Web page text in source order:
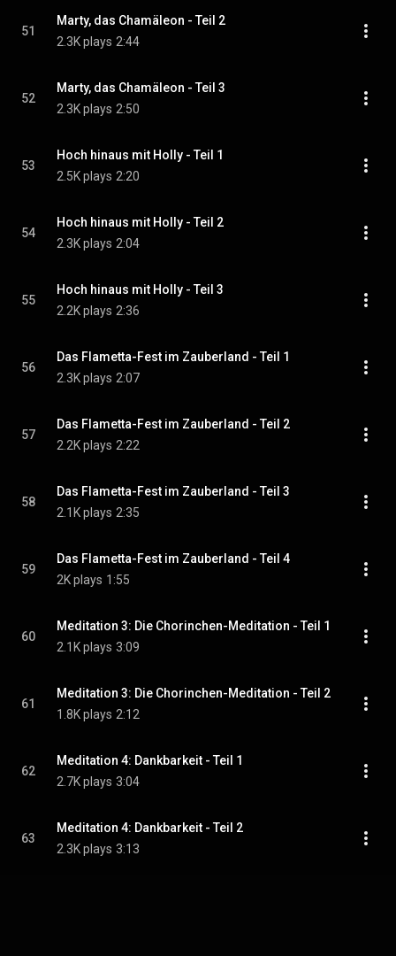
51
Marty, das Chamäleon - Teil 2
2.3K plays 2:44
52
Marty, das Chamäleon - Teil 3
2.3K plays 2:50
53
Hoch hinaus mit Holly - Teil 1
2.5K plays 2:20
54
Hoch hinaus mit Holly - Teil 2
2.3K plays 2:04
55
Hoch hinaus mit Holly - Teil 3
2.2K plays 2:36
56
Das Flametta-Fest im Zauberland - Teil 1
2.3K plays 2:07
57
Das Flametta-Fest im Zauberland - Teil 2
2.2K plays 2:22
58
Das Flametta-Fest im Zauberland - Teil 3
2.1K plays 2:35
59
Das Flametta-Fest im Zauberland - Teil 4
2K plays 1:55
60
Meditation 3: Die Chorinchen-Meditation - Teil 1
2.1K plays 3:09
61
Meditation 3: Die Chorinchen-Meditation - Teil 2
1.8K plays 2:12
62
Meditation 4: Dankbarkeit - Teil 1
2.7K plays 3:04
63
Meditation 4: Dankbarkeit - Teil 2
2.3K plays 3:13